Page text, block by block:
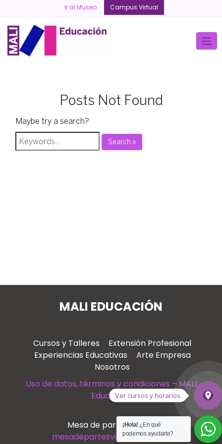
content
Ir al Museo Campus Virtual
Posts Not Found
Maybe try a search?
Search »
MALI EDUCACIÓN
Cursos y Talleres
Extensión Profesional
Experiencias Educativas
Arte Empresa
Nosotros
Uso de datos, términos y condiciones – MALI
Educación
Mesa de partes virtual
mesadepartesvirtual@mali.pe
¡Hola! ¿En qué
podemos ayudarte?
Ver
place
Ver cursos y horarios